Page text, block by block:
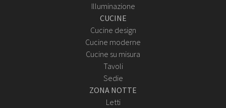
Illuminazione
CUCINE
Cucine design
Cucine moderne
Cucine su misura
Tavoli
Sedie
ZONA NOTTE
Letti